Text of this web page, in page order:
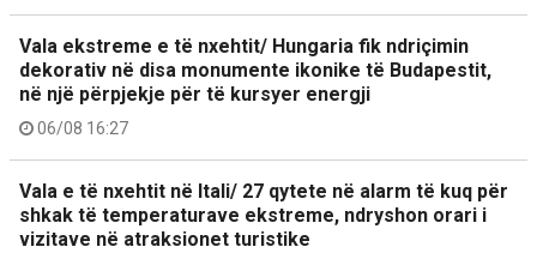
Vala ekstreme e të nxehtit/ Hungaria fik ndriçimin
dekorativ në disa monumente ikonike të Budapestit,
në një përpjekje për të kursyer energji
06/08 16:27
Vala e të nxehtit në Itali/ 27 qytete në alarm të kuq për
shkak të temperaturave ekstreme, ndryshon orari i
vizitave në atraksionet turistike